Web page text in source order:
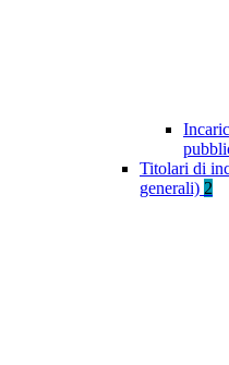
Titolari di
generali) 2